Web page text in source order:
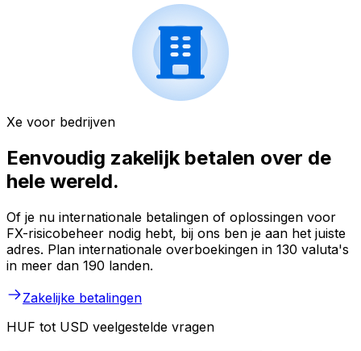
Xe voor bedrijven
Eenvoudig zakelijk betalen over de
hele wereld.
Of je nu internationale betalingen of oplossingen voor
FX-risicobeheer nodig hebt, bij ons ben je aan het juiste
adres. Plan internationale overboekingen in 130 valuta's
in meer dan 190 landen.
Zakelijke betalingen
HUF tot USD veelgestelde vragen